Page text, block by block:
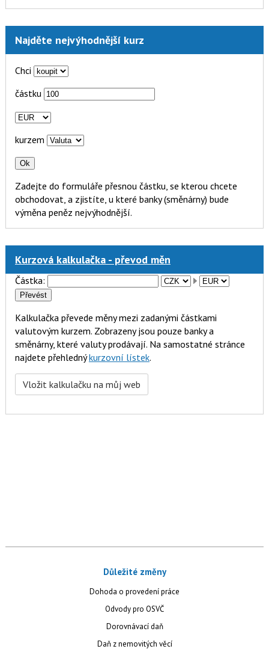
Najděte nejvýhodnější kurz
Chci
částku
kurzem
Zadejte do formuláře přesnou částku, se kterou chcete
obchodovat, a zjistíte, u které banky (směnárny) bude
výměna peněz nejvýhodnější.
Kurzová kalkulačka - převod měn
Částka:
Kalkulačka převede měny mezi zadanými částkami
valutovým kurzem. Zobrazeny jsou pouze banky a
směnárny, které valuty prodávají. Na samostatné stránce
najdete přehlednýkurzovní lístek.
Vložit kalkulačku na můj web
Důležité změny
Dohoda o provedení práce
Odvody pro OSVČ
Dorovnávací daň
Daň z nemovitých věcí